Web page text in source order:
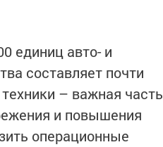
единиц авто- и
составляет почти
– важная часть
и повышения
операционные